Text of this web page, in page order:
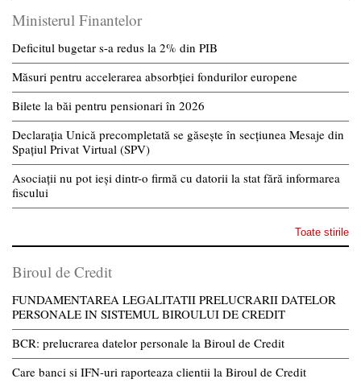
Ministerul Finantelor
Deficitul bugetar s-a redus la 2% din PIB
Măsuri pentru accelerarea absorbției fondurilor europene
Bilete la băi pentru pensionari în 2026
Declarația Unică precompletată se găsește în secțiunea Mesaje din
Spațiul Privat Virtual (SPV)
Asociații nu pot ieși dintr-o firmă cu datorii la stat fără informarea
fiscului
Toate stirile
Biroul de Credit
FUNDAMENTAREA LEGALITATII PRELUCRARII DATELOR
PERSONALE IN SISTEMUL BIROULUI DE CREDIT
BCR: prelucrarea datelor personale la Biroul de Credit
Care banci si IFN-uri raporteaza clientii la Biroul de Credit